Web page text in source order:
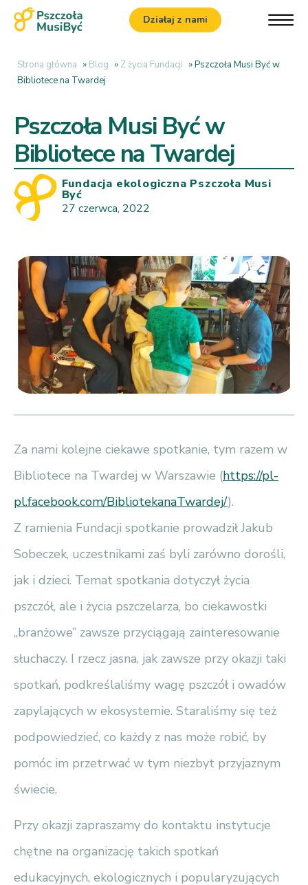
Działaj z nami
Strona główna » Blog » Z życia Fundacji »Pszczoła Musi Być w
Bibliotece na Twardej
Pszczoła Musi Być w
Bibliotece na Twardej
Fundacja ekologiczna Pszczoła Musi
Być
27 czerwca, 2022
Za nami kolejne ciekawe spotkanie, tym razem w
Bibliotece na Twardej w Warszawie (https://pl-
pl.facebook.com/BibliotekanaTwardej/).
Z ramienia Fundacji spotkanie prowadził Jakub
Sobeczek, uczestnikami zaś byli zarówno dorośli,
jak i dzieci. Temat spotkania dotyczył życia
pszczół, ale i życia pszczelarza, bo ciekawostki
„branżowe” zawsze przyciągają zainteresowanie
słuchaczy. I rzecz jasna, jak zawsze przy okazji taki
spotkań, podkreślaliśmy wagę pszczół i owadów
zapylających w ekosystemie. Staraliśmy się też
podpowiedzieć, co każdy z nas może robić, by
pomóc im przetrwać w tym niezbyt przyjaznym
świecie.
Przy okazji zapraszamy do kontaktu instytucje
chętne na organizację takich spotkań
edukacyjnych, ekologicznych i popularyzujących